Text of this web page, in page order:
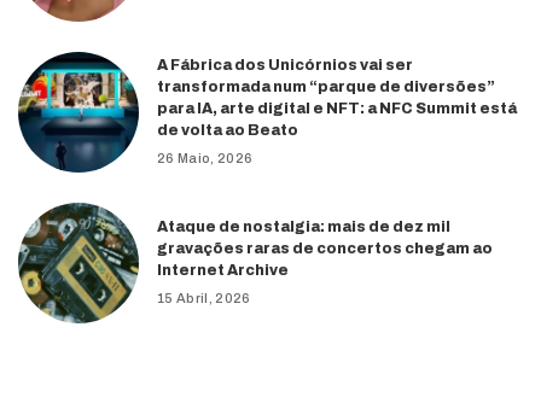
A Fábrica dos Unicórnios vai ser
transformada num “parque de diversões”
para IA, arte digital e NFT: a NFC Summit está
de volta ao Beato
26 Maio, 2026
Ataque de nostalgia: mais de dez mil
gravações raras de concertos chegam ao
Internet Archive
15 Abril, 2026